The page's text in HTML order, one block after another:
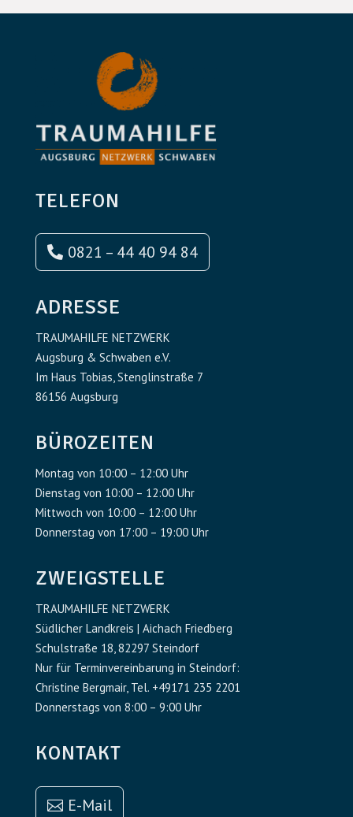
TELEFON
0821 – 44 40 94 84
ADRESSE
TRAUMAHILFE NETZWERK
Augsburg & Schwaben e.V.
Im Haus Tobias, Stenglinstraße 7
86156 Augsburg
BÜROZEITEN
Montag von 10:00 – 12:00 Uhr
Dienstag von 10:00 – 12:00 Uhr
Mittwoch von 10:00 – 12:00 Uhr
Donnerstag von 17:00 – 19:00 Uhr
ZWEIGSTELLE
TRAUMAHILFE NETZWERK
Südlicher Landkreis | Aichach Friedberg
Schulstraße 18, 82297 Steindorf
Nur für Terminvereinbarung in Steindorf:
Christine Bergmair, Tel. +49171 235 2201
Donnerstags von 8:00 – 9:00 Uhr
KONTAKT
E-Mail